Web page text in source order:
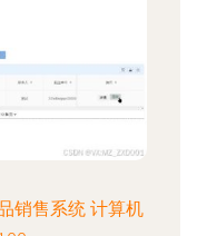
销售系统 计算机